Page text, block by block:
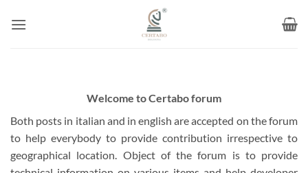
Welcome to Certabo forum
Both posts in italian and in english are accepted on the forum
to help everybody to provide contribution irrespective to
geographical location. Object of the forum is to provide